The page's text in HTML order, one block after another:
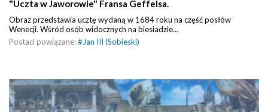
"Uczta w Jaworowie" Fransa Geffelsa.
Obraz przedstawia ucztę wydaną w 1684 roku na część posłów
Wenecji. Wśród osób widocznych na biesiadzie...
Postaci powiązane:# Jan III (Sobieski)